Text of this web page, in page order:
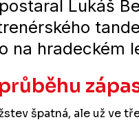
Lukáš
na hradeckém
špatná, ale už ve